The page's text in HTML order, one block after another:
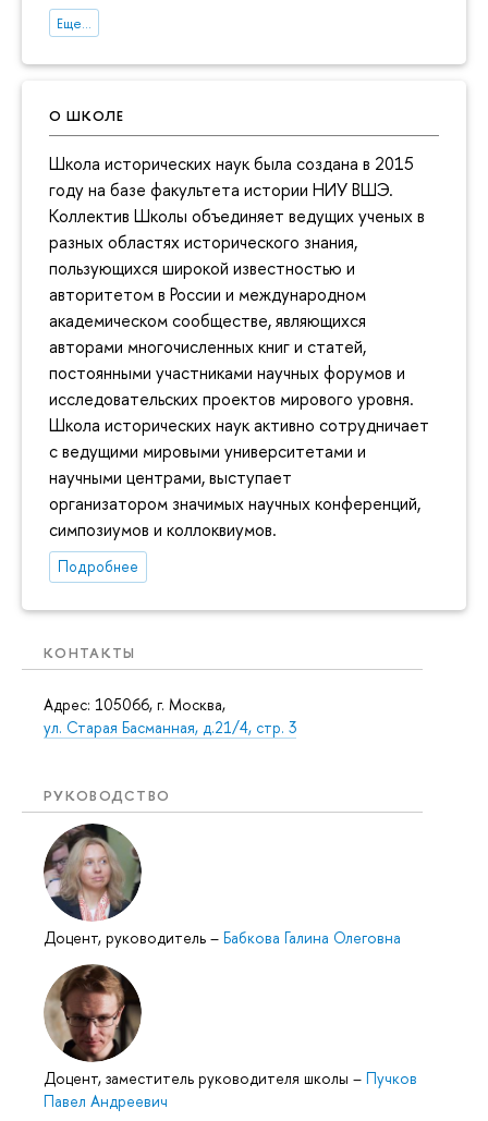
Еще...
О ШКОЛЕ
Школа исторических наук была создана в 2015
году на базе факультета истории НИУ ВШЭ.
Коллектив Школы объединяет ведущих ученых в
разных областях исторического знания,
пользующихся широкой известностью и
авторитетом в России и международном
академическом сообществе, являющихся
авторами многочисленных книг и статей,
постоянными участниками научных форумов и
исследовательских проектов мирового уровня.
Школа исторических наук активно сотрудничает
с ведущими мировыми университетами и
научными центрами, выступает
организатором значимых научных конференций,
симпозиумов и коллоквиумов.
Подробнее
КОНТАКТЫ
Адрес: 105066, г. Москва,
ул. Старая Басманная, д.21/4, стр. 3
РУКОВОДСТВО
Доцент, руководитель – Бабкова Галина Олеговна
Доцент, заместитель руководителя школы – Пучков
Павел Андреевич